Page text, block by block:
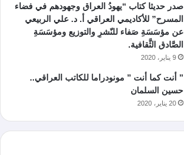
صدر حديثا كتاب “يهودُ العراق وجهودهم في فضاء
المسرح” للأكاديمي العراقي أ. د. علي الربيعي
عن مؤسَسَةِ صَفاء للنّشرِ والتوزيع ومؤسَسَةِ
الصَّادق الثَّقافية.
9 يناير، 2020
” أنت كما أنت ” مونودراما للكاتب العراقي..
حسين السلمان
20 يناير، 2020